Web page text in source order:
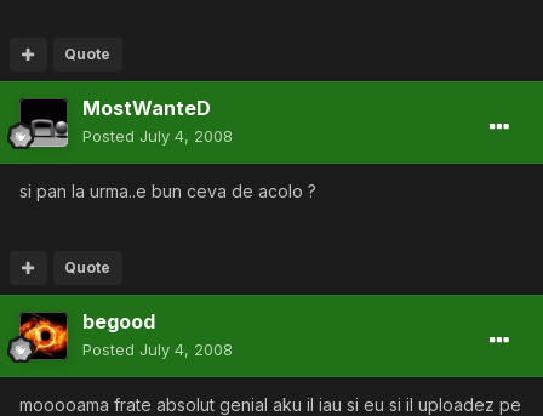
Quote
MostWanteD
Posted July 4, 2008
si pan la urma..e bun ceva de acolo ?
Quote
begood
Posted July 4, 2008
mooooama frate absolut genial aku il iau si eu si il uploadez pe